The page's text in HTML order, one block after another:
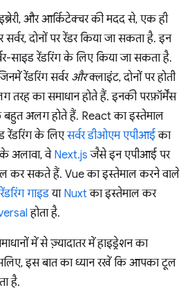
और आर्किटेक्चर की मदद से, एक ही
दोनों पर रेंडर किया जा सकता है. इन
साइड रेंडरिंग के लिए किया जा सकता है.
रेंडरिंग सर्वर औरक्लाइंट, दोनों पर होती
का समाधान होते हैं. इनकी परफ़ॉर्मेंस
अलग होते हैं. React का इस्तेमाल
रेंडरिंग के लिएसर्वर डीओएम एपीआईका
अलावा, वे Next.js जैसे इन एपीआई पर
कर सकते हैं. Vue का इस्तेमाल करने वाले
गाइडया Nuxtका इस्तेमाल कर
होता है.
में से ज़्यादातर में हाइड्रेशन का
इस बात का ध्यान रखें कि आपका टूल
है.